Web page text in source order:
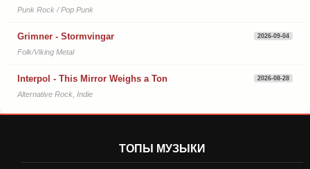
Punk Rock / Pop Punk
Grimner - Stormvingar 2026-09-04
Folk/Viking Metal
Interpol - This Mirror Weighs a Ton 2026-08-28
Alternative Rock, Indie
ТОПЫ МУЗЫКИ